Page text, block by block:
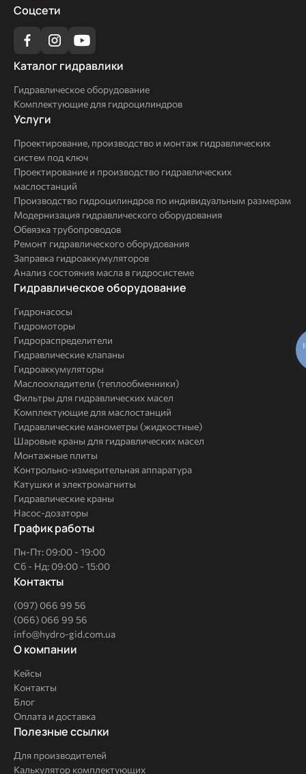
Соцсети
Каталог
Каталог гидравлики
Гидравлическое оборудование
Комплектующие для гидроцилиндров
Услуги
Услуги
Проектирование, производство и монтаж гидравлических
систем под ключ
Проектирование и производство гидравлических
маслостанций
Производство гидроцилиндров по индивидуальным размерам
Модернизация гидравлического оборудования
Обвязка трубопроводов
Ремонт гидравлического оборудования
Заправка гидроаккумуляторов
Анализ состояния масла в гидросистеме
Комплексные
Гидравлическое оборудование
Гидронасосы
Гидромоторы
Гидрораспределители
Гидравлические клапаны
Гидроаккумуляторы
Маслоохладители (теплообменники)
Фильтры для гидравлических масел
Комплектующие для маслостанций
Гидравлические манометры (жидкостные)
Шаровые краны для гидравлических масел
Монтажные плиты
Контрольно-измерительная аппаратура
Катушки и электромагниты
Гидравлические краны
Насос-дозаторы
График работы
Пн-Пт: 09:00 - 19:00
Сб - Нд: 09:00 - 15:00
Контакты
(097) 066 99 56
(066) 066 99 56
info@hydro-gid.com.ua
О
компании
О компании
Кейсы
Контакты
Блог
Оплата и доставка
Полезные
Полезные ссылки
Для производителей
Калькулятор комплектующих